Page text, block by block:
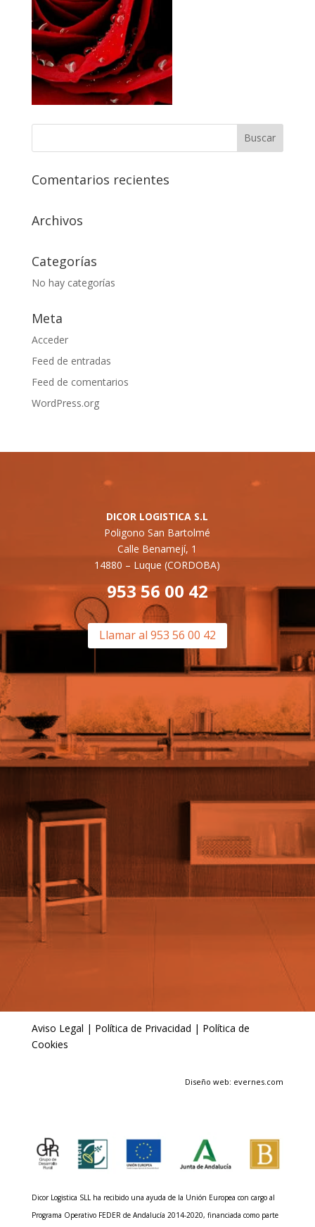
Comentarios recientes
Archivos
Categorías
No hay categorías
Meta
Acceder
Feed de entradas
Feed de comentarios
WordPress.org
DICOR LOGISTICA S.L
Poligono San Bartolmé
Calle Benamejí, 1
14880 – Luque (CORDOBA)
953 56 00 42
Llamar al 953 56 00 42
Aviso Legal | Política de Privacidad | Política de
Cookies
Diseño web: evernes.com
Dicor Logistica SLL ha recibido una ayuda de la Unión Europea con cargo al
Programa Operativo FEDER de Andalucía 2014-2020, financiada como parte